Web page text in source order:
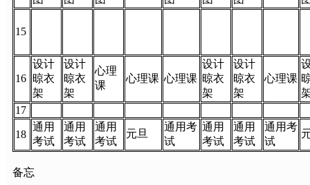
15
16
设计
晾衣
架
设计
晾衣
架
心理
课
心理课 心理课
设计
晾衣
架
设计
晾衣
架
心理课
17
18
通用
考试
通用
考试
通用
考试
元旦
通用考
试
通用
考试
通用
考试
通用考
试
备忘